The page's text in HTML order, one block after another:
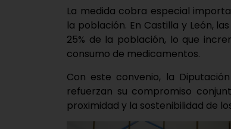
La medida cobra especial
la población. En Castilla y León,
25% de la población, lo que
consumo de medicamentos.
Con este convenio, la
refuerzan su compromiso
proximidad y la sostenibilidad de